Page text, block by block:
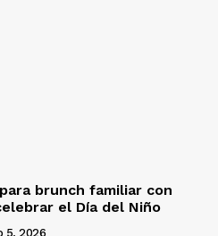
brunch familiar con
el Día del Niño
5, 2026